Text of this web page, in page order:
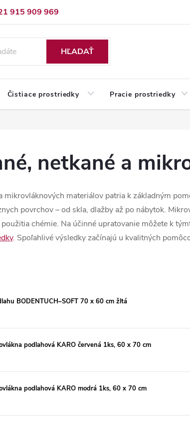
915 909 969
poriadok
HĽADAŤ
Čistiace prostriedky Pracie prostriedky
netkané a
mikrovláknových materiálov patria k základným
povrchov – od skla, dlažby až po nábytok.
chémie. Na účinné upratovanie môžete k
. Spoľahlivé výsledky začínajú u kvalitných
BODENTUCH–SOFT 70 x 60 cm žltá
podlahová KARO červená 1ks, 60 x 70 cm
podlahová KARO modrá 1ks, 60 x 70 cm